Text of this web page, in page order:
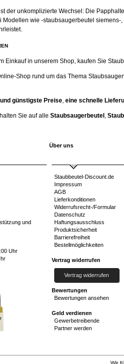
der unkomplizierte Wechsel: Die
Modellen wie -staubsaugerbeutel
Einkauf in unserem Shop, kaufen Sie
Shop rund um das Thema
günstigste Preise, eine schnelle
Sie auf alle Staubsaugerbeutel,
und
Uhr
Über uns
Staubbeutel-Discount.de
Impressum
AGB
Lieferkonditionen
Widerrufsrecht-/Formular
Datenschutz
Haftungsausschluss
Produktsicherheit
Barrierefreiheit
Bestellmöglichkeiten
Vertrag widerrufen
Vertrag widerrufen
Bewertungen
Bewertungen ansehen
Geld verdienen
Gewerbetreibende
Partner werden